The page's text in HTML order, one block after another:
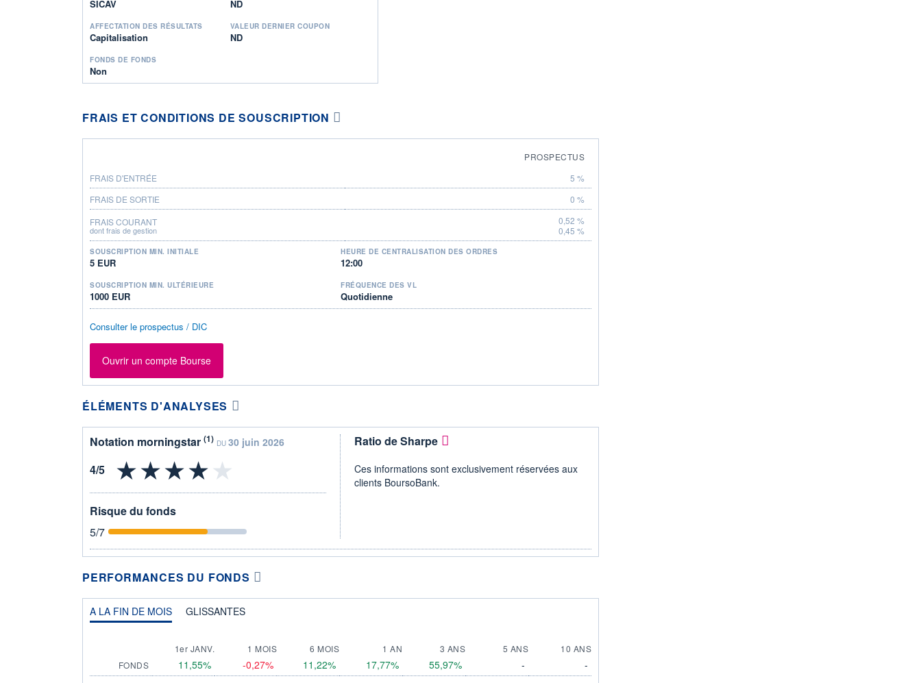
SICAV ND
AFFECTATION DES RÉSULTATS
Capitalisation
VALEUR DERNIER COUPON
ND
FONDS DE FONDS
Non
FRAIS ET CONDITIONS DE SOUSCRIPTION
PROSPECTUS
FRAIS D'ENTRÉE
5 %
FRAIS DE SORTIE
0 %
FRAIS COURANT
dont frais de gestion
0,52 %
0,45 %
SOUSCRIPTION MIN. INITIALE
5 EUR
HEURE DE CENTRALISATION DES ORDRES
12:00
SOUSCRIPTION MIN. ULTÉRIEURE
1000 EUR
FRÉQUENCE DES VL
Quotidienne
Consulter le prospectus / DIC
Ouvrir un compte Bourse
ÉLÉMENTS D'ANALYSES
Notation morningstar (1) DU 30 juin 2026
Risque du fonds
5/7
Ratio de Sharpe
Ces informations sont exclusivement réservées aux
clients BoursoBank.
PERFORMANCES DU FONDS
A LA FIN DE MOIS GLISSANTES
1er JANV. 1 MOIS 6 MOIS 1 AN 3 ANS 5 ANS
10 ANS
FONDS
11,55% -0,27% 11,22% 17,77% 55,97% - -